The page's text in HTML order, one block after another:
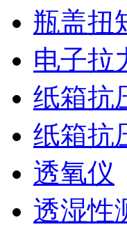
瓶盖扭
电子拉
纸箱抗
纸箱抗
透氧仪
透湿性